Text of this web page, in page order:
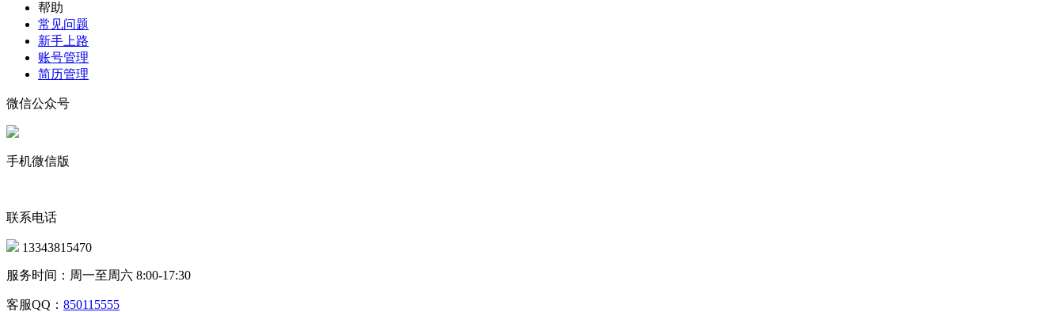
帮助
常见问题
新手上路
账号管理
简历管理
微信公众号
手机微信版
联系电话
13343815470
服务时间：周一至周六 8:00-17:30
客服QQ： 850115555